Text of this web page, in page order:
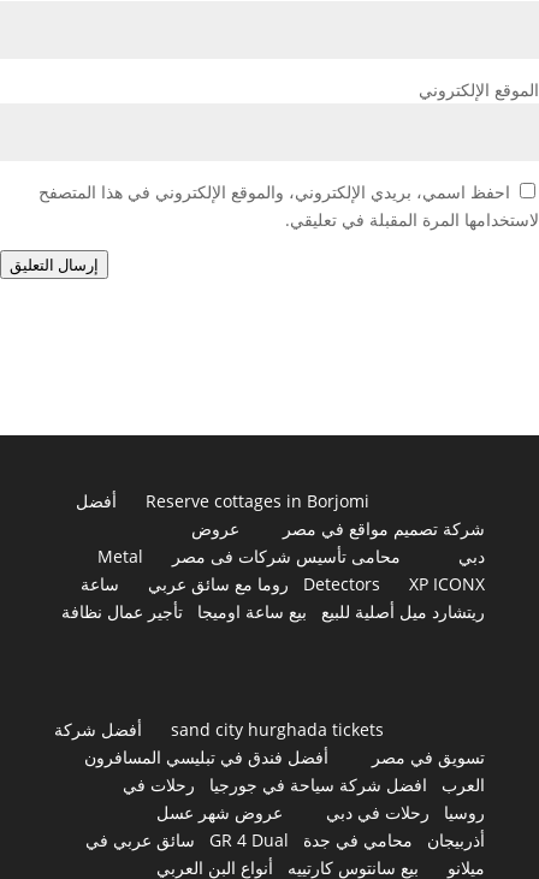
الموقع الإلكتروني
احفظ اسمي، بريدي الإلكتروني، والموقع الإلكتروني في هذا المتصفح
لاستخدامها المرة المقبلة في تعليقي.
إرسال التعليق
Reserve cottages in Borjomi
أفضل
شركة تصميم مواقع في مصر
عروض
دبي
محامى تأسيس شركات فى مصر
Metal
Detectors
XP ICONX روما مع سائق عربي
ساعة
ريتشارد ميل أصلية للبيع
بيع ساعة اوميجا تأجير عمال نظافة
sand city hurghada tickets
أفضل شركة
تسويق في مصر
أفضل فندق في تبليسي المسافرون
العرب
افضل شركة سياحة في جورجيا
رحلات في
روسيا
رحلات في دبي
عروض شهر عسل
أذربيجان
محامي في جدة GR 4 Dual
سائق عربي في
ميلانو
بيع سانتوس كارتييه أنواع البن العربي